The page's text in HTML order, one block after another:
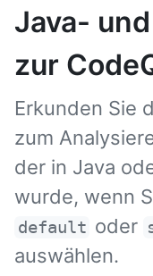
Java-
zur
Erkunden Sie
zum
der in Java
wurde, wenn
default oder
auswählen.